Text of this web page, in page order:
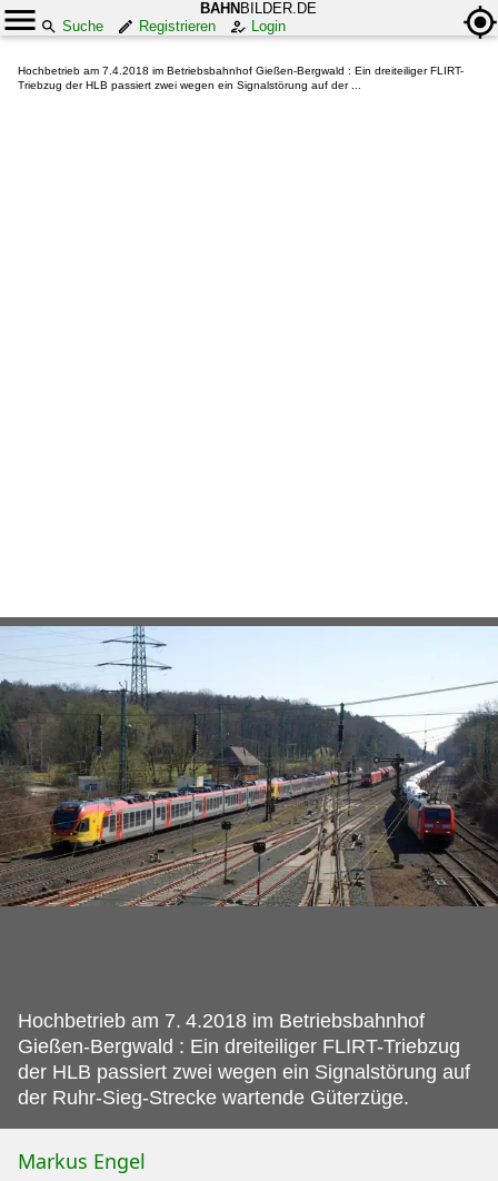
BAHN BILDER.DE
Suche
Registrieren Login
Hochbetrieb am 7.4.2018 im Betriebsbahnhof Gießen-Bergwald : Ein dreiteiliger FLIRT-
Triebzug der HLB passiert zwei wegen ein Signalstörung auf der ...
Hochbetrieb am 7. 4.2018 im Betriebsbahnhof
Gießen-Bergwald : Ein dreiteiliger FLIRT-Triebzug
der HLB passiert zwei wegen ein Signalstörung auf
der Ruhr-Sieg-Strecke wartende Güterzüge.
Markus Engel